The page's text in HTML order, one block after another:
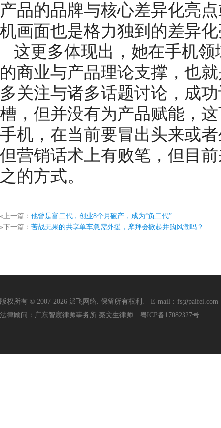
产品的品牌与核心差异化亮
机画面也是格力独到的差异
这更多体现出，她在手机
的商业与产品理论支撑，也
多关注与诸多话题讨论，成
槽，但并没有为产品赋能，
手机，在当前要冒出头来或
但营销话术上有败笔，但目
之的方式。
«上一篇： 他曾是富二代，创业8个月破产，成为“负二代”
»下一篇： 苦战无果的共享单车急需外援，摩拜会掀起并购风潮吗？
版权所有 © 2007-2026 派飞网络. 保留所有权利. E-mail：fs@paifei.com
法律顾问：广东智宸律师事务所 秦文生律师 粤ICP备17082327号